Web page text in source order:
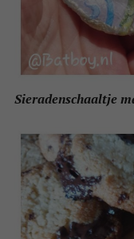
Sieradenschaaltje